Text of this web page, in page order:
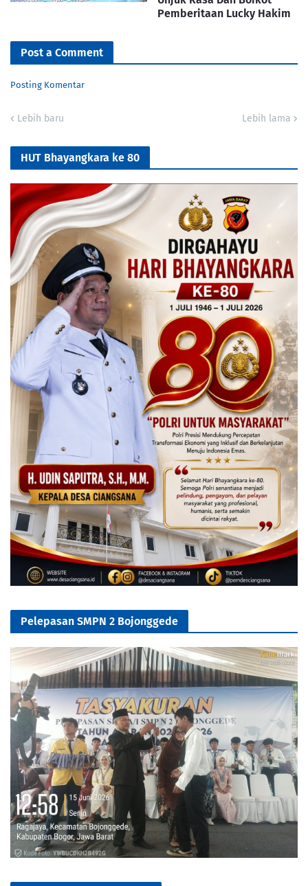
Pemberitaan Lucky Hakim
Post a Comment
Posting Komentar
Lebih baru Lebih lama
HUT Bhayangkara ke 80
Pelepasan SMPN 2 Bojonggede